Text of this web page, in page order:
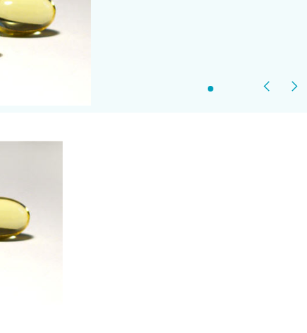
Previous